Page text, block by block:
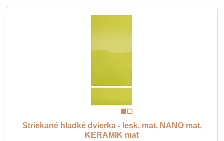
Striekané hladké dvierka - lesk, mat, NANO mat,
KERAMIK mat